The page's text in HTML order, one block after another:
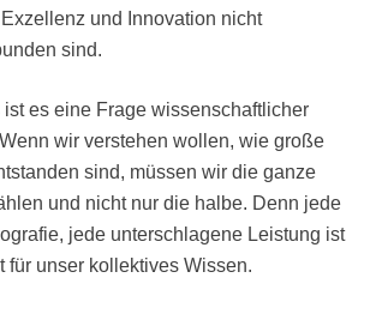
und Innovation nicht
sind.
ist es eine Frage wissenschaftlicher
wir verstehen wollen, wie große
sind, müssen wir die ganze
und nicht nur die halbe. Denn jede
jede unterschlagene Leistung ist
für unser kollektives Wissen.